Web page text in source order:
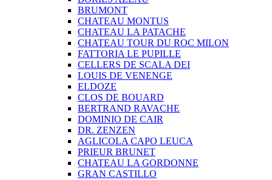
BRUMONT
CHATEAU MONTUS
CHATEAU LA PATACHE
CHATEAU TOUR DU ROC MILON
FATTORIA LE PUPILLE
CELLERS DE SCALA DEI
LOUIS DE VENENGE
ELDOZE
CLOS DE BOUARD
BERTRAND RAVACHE
DOMINIO DE CAIR
DR. ZENZEN
AGLICOLA CAPO LEUCA
PRIEUR BRUNET
CHATEAU LA GORDONNE
GRAN CASTILLO